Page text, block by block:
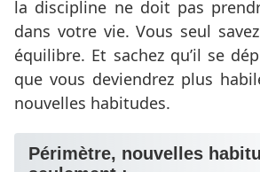
la discipline ne doit pas
dans votre vie. Vous seul
équilibre. Et sachez qu’il se
que vous deviendrez plus
nouvelles habitudes.
Périmètre, nouvelles